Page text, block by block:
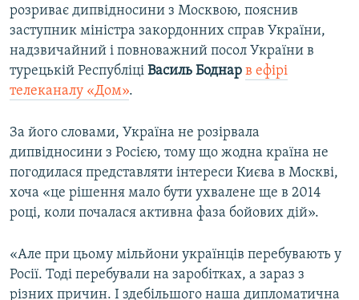
розриває дипвідносини з Москвою, пояснив
заступник міністра закордонних справ України,
надзвичайний і повноважний посол України в
турецькій Республіці Василь Боднар в ефірі
телеканалу «Дом».
За його словами, Україна не розірвала
дипвідносини з Росією, тому що жодна країна не
погодилася представляти інтереси Києва в Москві,
хоча «це рішення мало бути ухвалене ще в 2014
році, коли почалася активна фаза бойових дій».
«Але при цьому мільйони українців перебувають у
Росії. Тоді перебували на заробітках, а зараз з
різних причин. І здебільшого наша дипломатична